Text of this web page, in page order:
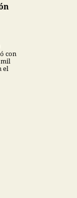
con
mil
el